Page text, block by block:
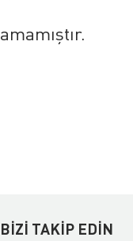
BIZI TAKIP EDIN